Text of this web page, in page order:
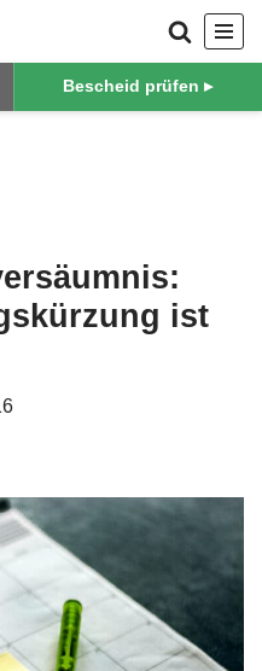
Bescheid prüfen ▸
ist